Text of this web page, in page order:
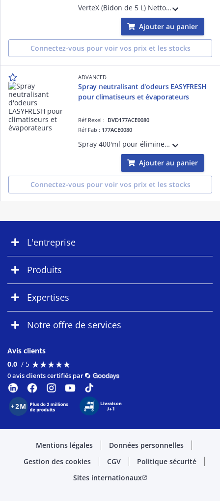
VerteX (Bidon de 5 L) Nettoyant (pH neutre) pour évaporateur et condenseur - NOUVEAU
Ajouter au panier
Connectez-vous pour voir vos prix et les stocks
ADVANCED
Spray neutralisant d'odeurs EASYFRESH
pour climatiseurs et évaporateurs
Réf Rexel : DVD177ACE0080
Réf Fab : 177ACE0080
Spray 400'ml pour éliminer les odeurs désagréables dans les systèmes de climatisation. Rafraîchit durablement l'air sans nettoyer ni désinfecter. Idéal après inactivité ou forte humidité.
Ajouter au panier
Connectez-vous pour voir vos prix et les stocks
L'entreprise
Produits
Expertises
Notre offre de services
Avis clients
0.0 / 5 ★★★★★
★★★★★
0 avis clients certifiés par
Mentions légales
Données personnelles
Gestion des cookies
CGV
Politique sécurité
Sites internationauxopen_in_new